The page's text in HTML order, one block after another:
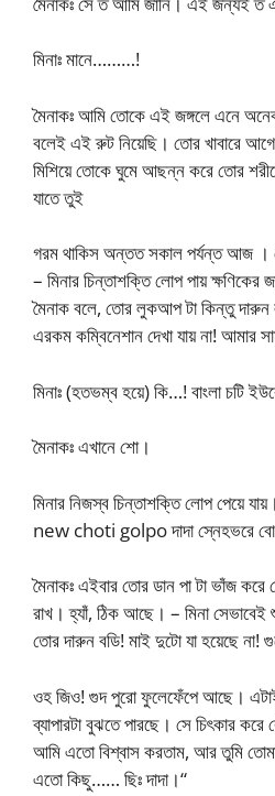
মিনাঃ মানে………!
মৈনাকঃ আমি তোকে এই জঙ্গলে এনে
বলেই এই রুট নিয়েছি। তোর খাবারে
মিশিয়ে তোকে ঘুমে আছন্ন করে তোর
যাতে তুই
গরম থাকিস অন্তত সকাল পর্যন্ত আজ ।
– মিনার চিন্তাশক্তি লোপ পায়
মৈনাক বলে, তোর লুকআপ টা কিন্তু দারুন
এরকম কম্বিনেশান দেখা যায় না! আমার
মিনাঃ (হতভম্ব হয়ে) কি…! বাংলা চটি
মৈনাকঃ এখানে শো।
মিনার নিজস্ব চিন্তাশক্তি লোপ পেয়ে
new choti golpo দাদা স্নেহভরে
মৈনাকঃ এইবার তোর ডান পা টা ভাঁজ করে
রাখ। হ্যাঁ, ঠিক আছে। – মিনা সেভাবেই
তোর দারুন বডি! মাই দুটো যা হয়েছে না!
ওহ জিও! গুদ পুরো ফুলেফেঁপে আছে।
ব্যাপারটা বুঝতে পারছে। সে চিৎকার
আমি এতো বিশ্বাস করতাম, আর তুমি
এতো কিছু…… ছিঃ দাদা।“